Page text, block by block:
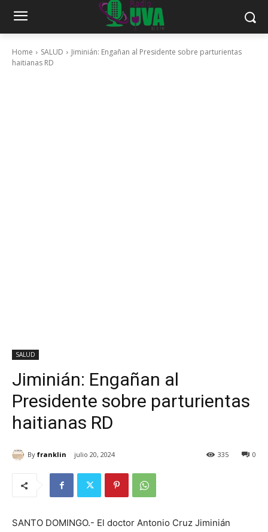
Home SALUD
Jiminián: Engañan al Presidente sobre parturientas
haitianas RD
SALUD
Jiminián: Engañan al
Presidente sobre parturientas
haitianas RD
By franklin julio 20, 2024 0
335
SANTO DOMINGO.- El doctor Antonio Cruz Jiminián